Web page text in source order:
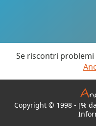
Se riscontri
Copyright © 1998 - [%